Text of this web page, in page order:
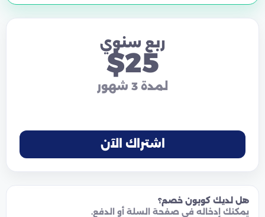
ربع سنوي
$25
لمدة 3 شهور
اشتراك الآن
هل لديك كوبون خصم؟
يمكنك إدخاله في صفحة السلة أو الدفع.